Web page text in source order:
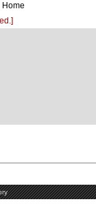
Home